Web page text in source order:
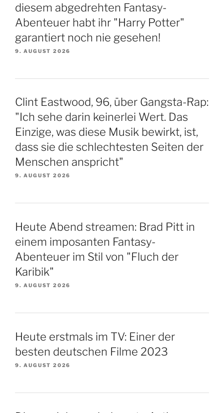
diesem abgedrehten Fantasy-
Abenteuer habt ihr "Harry Potter"
garantiert noch nie gesehen!
9. AUGUST 2026
Clint Eastwood, 96, über Gangsta-Rap:
"Ich sehe darin keinerlei Wert. Das
Einzige, was diese Musik bewirkt, ist,
dass sie die schlechtesten Seiten der
Menschen anspricht"
9. AUGUST 2026
Heute Abend streamen: Brad Pitt in
einem imposanten Fantasy-
Abenteuer im Stil von "Fluch der
Karibik"
9. AUGUST 2026
Heute erstmals im TV: Einer der
besten deutschen Filme 2023
9. AUGUST 2026